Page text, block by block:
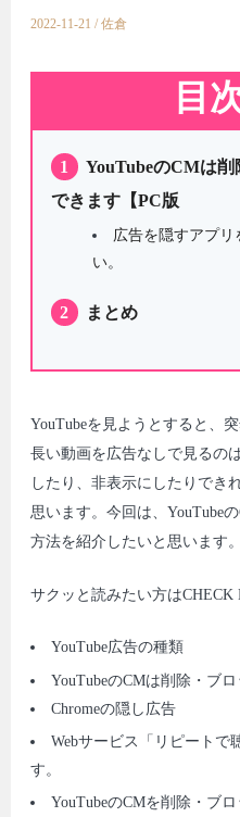
2022-11-21 / 佐倉
目
1
YouTubeのCMは
できます【PC版
広告を隠すアプリ
い。
2 まとめ
YouTubeを見ようとすると、
長い動画を広告なしで見るの
したり、非表示にしたりでき
思います。今回は、YouTube
方法を紹介したいと思います。
サクッと読みたい方はCHECK
YouTube広告の種類
YouTubeのCMは削除・ブ
Chromeの隠し広告
Webサービス「リピートで
す。
YouTubeのCMを削除・ブロ